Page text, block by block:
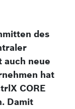
des
auch neue
hat
CORE
Damit